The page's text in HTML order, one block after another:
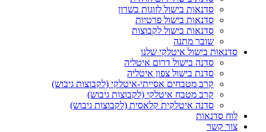
סדנאות בישול לזוגות בשרון
סדנאות בישול פרטיות
סדנאות בישול לקבוצות
שובר מתנה
סדנאות בישול איטלקי שלנו
סדנה בישול דרום איטליה
סדנת בישול צפון איטליה
קרב מטבחים אסייתי-איטלקי (לקבוצות גיבוש)
קרב מטבח איטלקי (לקבוצות גיבוש)
סדנה איטלקית קלאסית (לקבוצות גיבוש)
לוח סדנאות
צור קשר